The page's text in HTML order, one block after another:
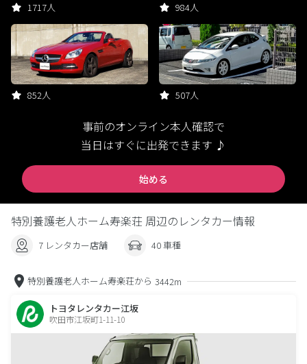
1717人 984人
852人 507人
事前のオンライン本人確認で
当日はすぐに出発できます ♪
始める
特別養護老人ホーム寿楽荘 周辺のレンタカー情報
7 レンタカー店舗 40 車種
特別養護老人ホーム寿楽荘から 3442m
トヨタレンタカー江坂
吹田市江坂町1-11-10